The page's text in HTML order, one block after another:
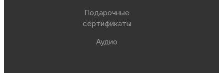
Подарочные
сертификаты
Аудио